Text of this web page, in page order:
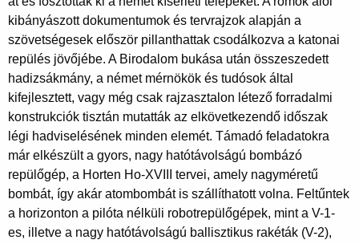
kibányászott dokumentumok és tervrajzok alapján a
szövetségesek először pillanthattak csodálkozva a katonai
repülés jövőjébe. A Birodalom bukása után összeszedett
hadizsákmány, a német mérnökök és tudósok által
kifejlesztett, vagy még csak rajzasztalon létező forradalmi
konstrukciók tisztán mutatták az elkövetkezendő időszak
légi hadviselésének minden elemét. Támadó feladatokra
már elkészült a gyors, nagy hatótávolságú bombázó
repülőgép, a Horten Ho-XVIII tervei, amely nagyméretű
bombát, így akár atombombát is szállíthatott volna. Feltűntek
a horizonton a pilóta nélküli robotrepülőgépek, mint a V-1-
es, illetve a nagy hatótávolságú ballisztikus rakéták (V-2),